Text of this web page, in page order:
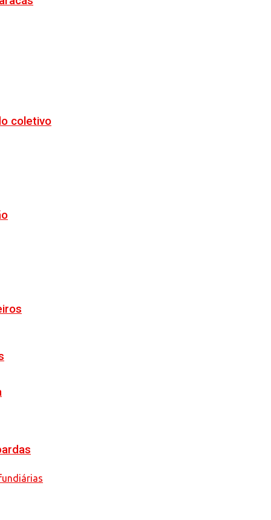
coletivo